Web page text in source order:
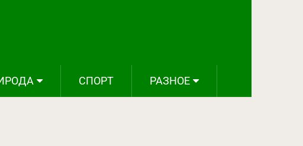
СПОРТ РАЗНОЕ